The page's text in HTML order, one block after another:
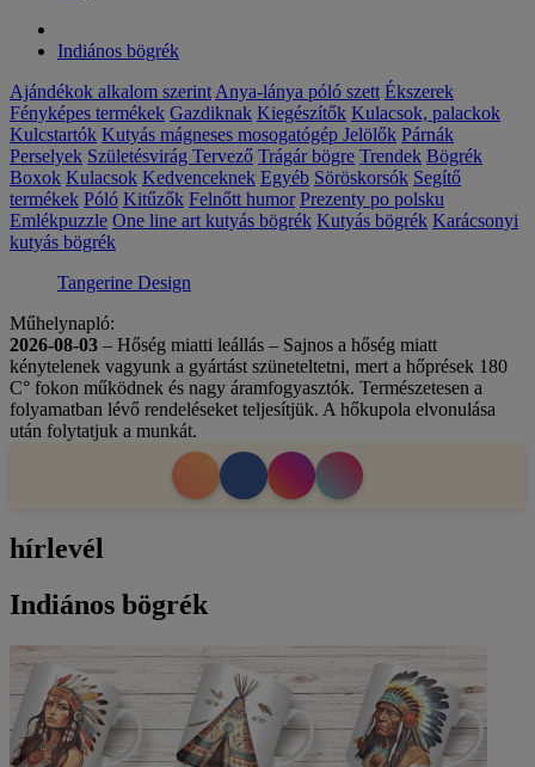
Indiános bögrék
Ajándékok alkalom szerint Anya-lánya póló szett Ékszerek
Fényképes termékek Gazdiknak Kiegészítők Kulacsok, palackok
Kulcstartók Kutyás mágneses mosogatógép Jelölők Párnák
Perselyek Születésvirág Tervező Trágár bögre Trendek Bögrék
Boxok Kulacsok Kedvenceknek Egyéb Söröskorsók Segítő
termékek Póló Kitűzők Felnőtt humor Prezenty po polsku
Emlékpuzzle One line art kutyás bögrék Kutyás bögrék Karácsonyi
kutyás bögrék
Tangerine Design
Műhelynapló:
2026-08-03 – Hőség miatti leállás – Sajnos a hőség miatt
kénytelenek vagyunk a gyártást szüneteltetni, mert a hőprések 180
C° fokon működnek és nagy áramfogyasztók. Természetesen a
folyamatban lévő rendeléseket teljesítjük. A hőkupola elvonulása
után folytatjuk a munkát.
hírlevél
Indiános bögrék